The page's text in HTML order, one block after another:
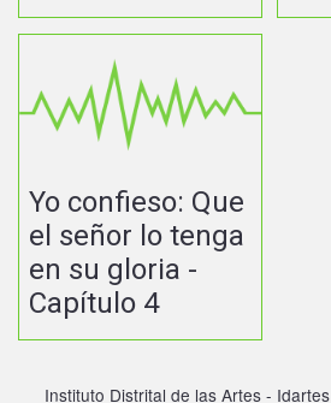
Yo confieso: Que
el señor lo tenga
en su gloria -
Capítulo 4
Instituto Distrital de las Artes - Idartes